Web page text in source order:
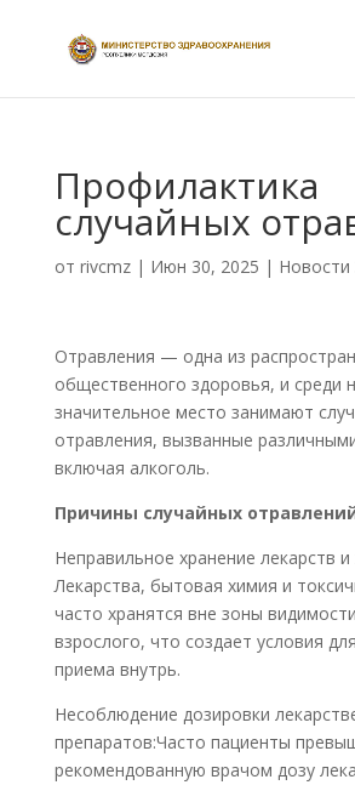
Профилактика
случайных
от rivcmz| Июн 30, 2025 |
Отравления — одна из
общественного здоровья, и среди
значительное место занимают
отравления, вызванные
включая алкоголь.
Причины случайных
Неправильное хранение лекарств
Лекарства, бытовая химия и
часто хранятся вне зоны
взрослого, что создает условия
приема внутрь.
Несоблюдение дозировки
препаратов:Часто пациенты
рекомендованную врачом дозу